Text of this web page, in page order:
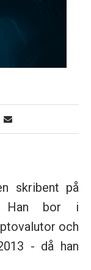
skribent på
Han bor i
och
- då han